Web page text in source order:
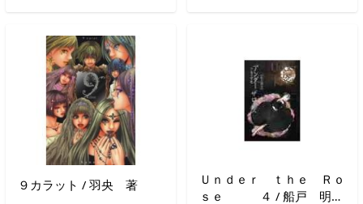
９カラット / 羽央 著
Ｕｎｄｅｒ ｔｈｅ Ｒｏ
ｓｅ ４ / 船戸 明